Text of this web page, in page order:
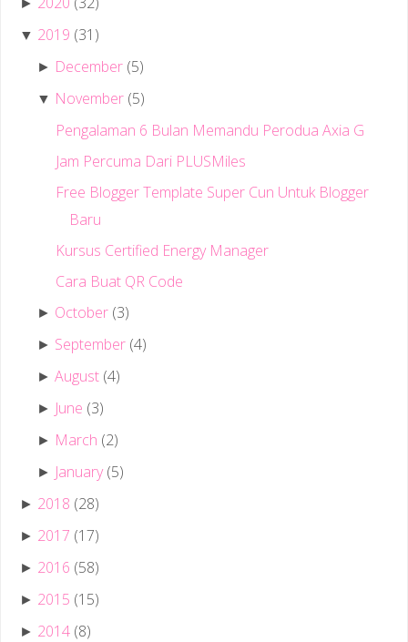
▼ 2019 (31)
► December (5)
▼ November (5)
Pengalaman 6 Bulan Memandu Perodua Axia G
Jam Percuma Dari PLUSMiles
Free Blogger Template Super Cun Untuk Blogger
Baru
Kursus Certified Energy Manager
Cara Buat QR Code
► October (3)
► September (4)
►August (4)
► June (3)
► March (2)
► January (5)
► 2018 (28)
► 2017 (17)
► 2016 (58)
► 2015 (15)
► 2014 (8)